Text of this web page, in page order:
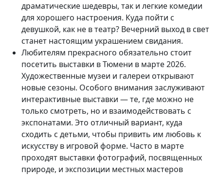
драматические шедевры, так и легкие комедии
для хорошего настроения. Куда пойти с
девушкой, как не в театр? Вечерний выход в свет
станет настоящим украшением свидания.
Любителям прекрасного обязательно стоит
посетить выставки в Тюмени в марте 2026.
Художественные музеи и галереи открывают
новые сезоны. Особого внимания заслуживают
интерактивные выставки — те, где можно не
только смотреть, но и взаимодействовать с
экспонатами. Это отличный вариант, куда
сходить с детьми, чтобы привить им любовь к
искусству в игровой форме. Часто в марте
проходят выставки фотографий, посвященных
природе, и экспозиции местных мастеров